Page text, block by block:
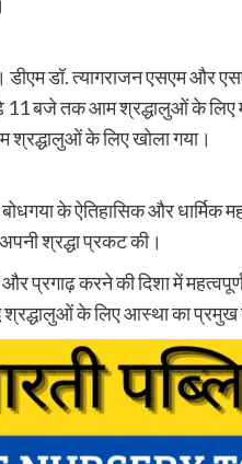
डीएम डॉ. त्यागराजन एसएम और
बजे तक आम श्रद्धालुओं के लिए
श्रद्धालुओं के लिए खोला गया।
के ऐतिहासिक और
श्रद्धा प्रकट की।
प्रगाढ़ करने की दिशा में
श्रद्धालुओं के लिए आस्था का